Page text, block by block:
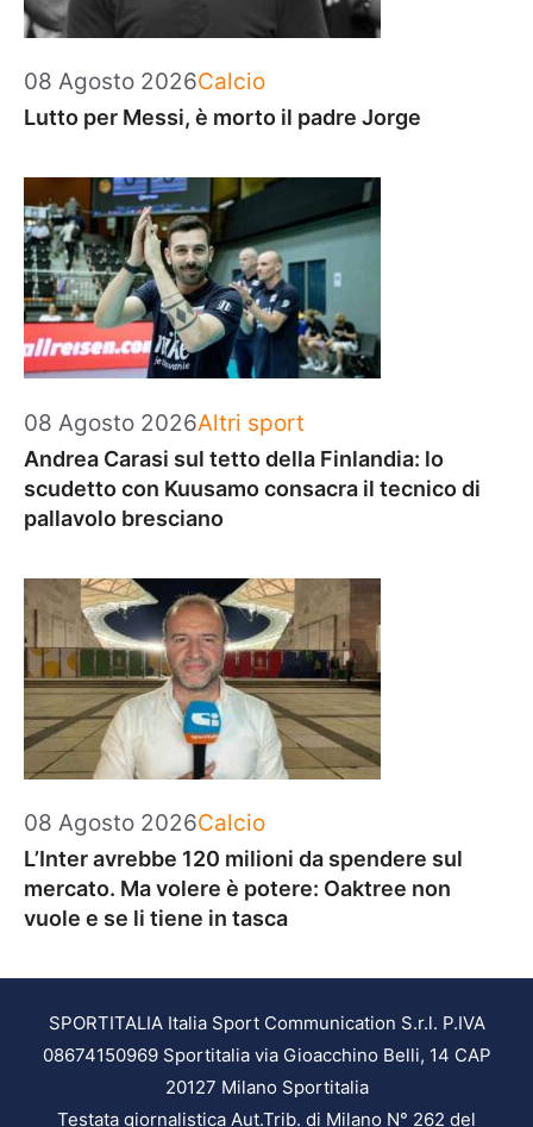
08 Agosto 2026Categorie
Calcio
Lutto per Messi, è morto il padre Jorge
08 Agosto 2026Categorie
Altri sport
Andrea Carasi sul tetto della Finlandia: lo
scudetto con Kuusamo consacra il tecnico di
pallavolo bresciano
08 Agosto 2026Categorie
Calcio
L’Inter avrebbe 120 milioni da spendere sul
mercato. Ma volere è potere: Oaktree non
vuole e se li tiene in tasca
SPORTITALIA Italia Sport Communication S.r.l. P.IVA
08674150969 Sportitalia via Gioacchino Belli, 14 CAP
20127 Milano Sportitalia
Testata giornalistica Aut.Trib. di Milano N° 262 del